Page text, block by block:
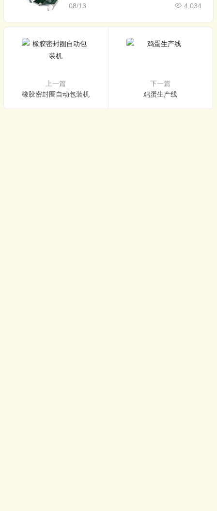
08/13 4,034
上一篇
橡胶密封圈自动包装机
下一篇
鸡蛋生产线